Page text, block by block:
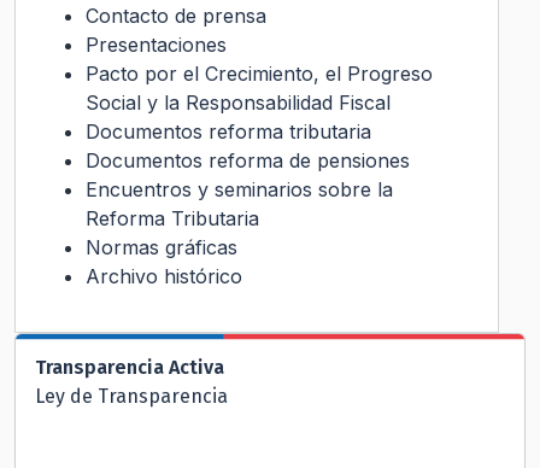
Contacto de prensa
Presentaciones
Pacto por el Crecimiento, el Progreso
Social y la Responsabilidad Fiscal
Documentos reforma tributaria
Documentos reforma de pensiones
Encuentros y seminarios sobre la
Reforma Tributaria
Normas gráficas
Archivo histórico
Transparencia Activa
Ley de Transparencia